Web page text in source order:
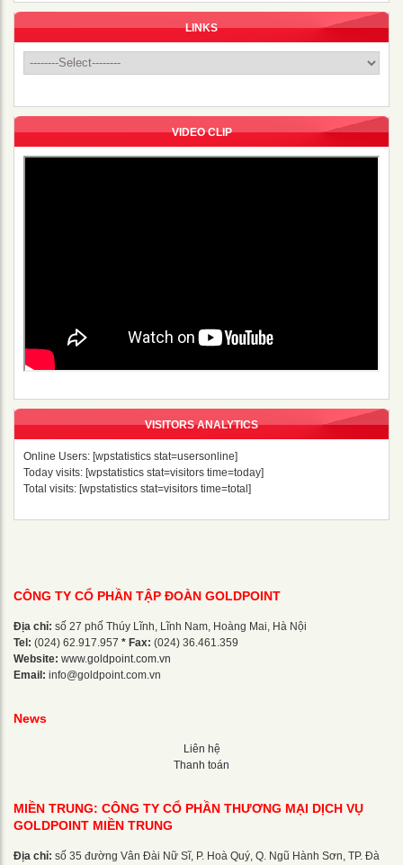
LINKS
VIDEO CLIP
VISITORS ANALYTICS
Online Users: [wpstatistics stat=usersonline]
Today visits: [wpstatistics stat=visitors time=today]
Total visits: [wpstatistics stat=visitors time=total]
CÔNG TY CỔ PHẦN TẬP ĐOÀN GOLDPOINT
Địa chỉ: số 27 phố Thúy Lĩnh, Lĩnh Nam, Hoàng Mai, Hà Nội
Tel: (024) 62.917.957 * Fax: (024) 36.461.359
Website: www.goldpoint.com.vn
Email: info@goldpoint.com.vn
News
Liên hệ
Thanh toán
MIỀN TRUNG: CÔNG TY CỔ PHẦN THƯƠNG MẠI DỊCH VỤ
GOLDPOINT MIỀN TRUNG
Địa chỉ: số 35 đường Vân Đài Nữ Sĩ, P. Hoà Quý, Q. Ngũ Hành Sơn, TP. Đà